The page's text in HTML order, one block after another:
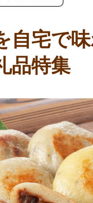
自宅で
品特集